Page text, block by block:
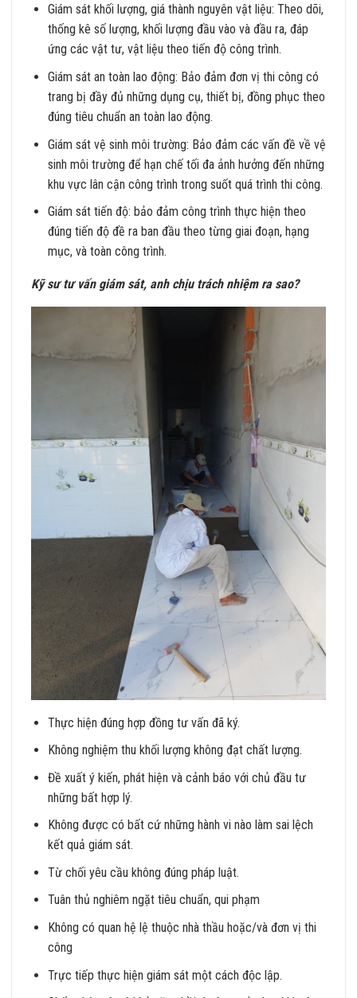
Giám sát khối lượng, giá thành nguyên vật liệu: Theo dõi,
thống kê số lượng, khối lượng đầu vào và đầu ra, đáp
ứng các vật tư, vật liệu theo tiến độ công trình.
Giám sát an toàn lao động: Bảo đảm đơn vị thi công có
trang bị đầy đủ những dụng cụ, thiết bị, đồng phục theo
đúng tiêu chuẩn an toàn lao động.
Giám sát vệ sinh môi trường: Bảo đảm các vấn đề về vệ
sinh môi trường để hạn chế tối đa ảnh hưởng đến những
khu vực lân cận công trình trong suốt quá trình thi công.
Giám sát tiến độ: bảo đảm công trình thực hiện theo
đúng tiến độ đề ra ban đầu theo từng giai đoạn, hạng
mục, và toàn công trình.
Kỹ sư tư vấn giám sát, anh chịu trách nhiệm ra sao?
Thực hiện đúng hợp đồng tư vấn đã ký.
Không nghiệm thu khối lượng không đạt chất lượng.
Đề xuất ý kiến, phát hiện và cảnh báo với chủ đầu tư
những bất hợp lý.
Không được có bất cứ những hành vi nào làm sai lệch
kết quả giám sát.
Từ chối yêu cầu không đúng pháp luật.
Tuân thủ nghiêm ngặt tiêu chuẩn, qui phạm
Không có quan hệ lệ thuộc nhà thầu hoặc/và đơn vị thi
công
Trực tiếp thực hiện giám sát một cách độc lập.